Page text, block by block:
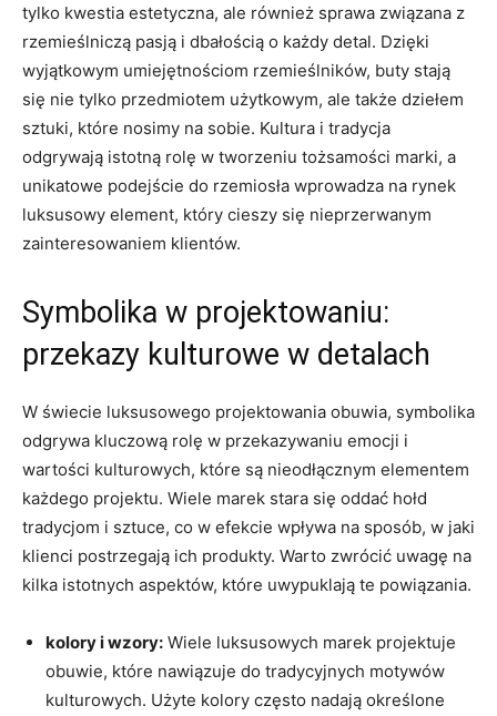
tylko kwestia estetyczna, ale również sprawa związana z
rzemieślniczą pasją i dbałością o każdy detal. Dzięki
wyjątkowym umiejętnościom rzemieślników, buty stają
się nie tylko przedmiotem użytkowym, ale także dziełem
sztuki, które nosimy na sobie. Kultura i tradycja
odgrywają istotną rolę w tworzeniu tożsamości marki, a
unikatowe podejście do rzemiosła wprowadza na rynek
luksusowy element, który cieszy się nieprzerwanym
zainteresowaniem klientów.
Symbolika w projektowaniu:
przekazy kulturowe w detalach
W świecie luksusowego projektowania obuwia, symbolika
odgrywa kluczową rolę w przekazywaniu emocji i
wartości kulturowych, które są nieodłącznym elementem
każdego projektu. Wiele marek stara się oddać hołd
tradycjom i sztuce, co w efekcie wpływa na sposób, w jaki
klienci postrzegają ich produkty. Warto zwrócić uwagę na
kilka istotnych aspektów, które uwypuklają te powiązania.
kolory i wzory: Wiele luksusowych marek projektuje
obuwie, które nawiązuje do tradycyjnych motywów
kulturowych. Użyte kolory często nadają określone